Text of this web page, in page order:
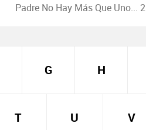
Padre No Hay Más Que Uno... 2
G H
T U V